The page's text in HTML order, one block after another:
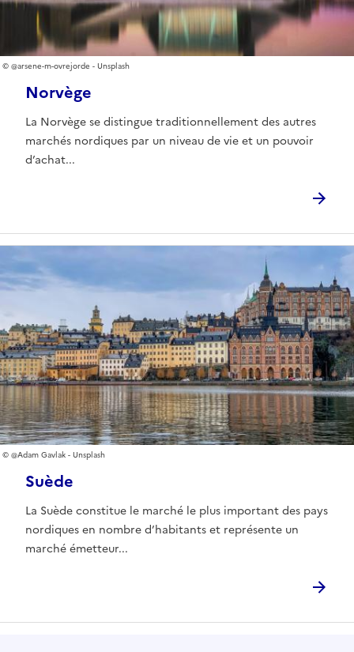
Norvège
La Norvège se distingue traditionnellement des autres
marchés nordiques par un niveau de vie et un pouvoir
d’achat...
@arsene-m-ovrejorde - Unsplash
Suède
La Suède constitue le marché le plus important des pays
nordiques en nombre d’habitants et représente un
marché émetteur...
@Adam Gavlak - Unsplash